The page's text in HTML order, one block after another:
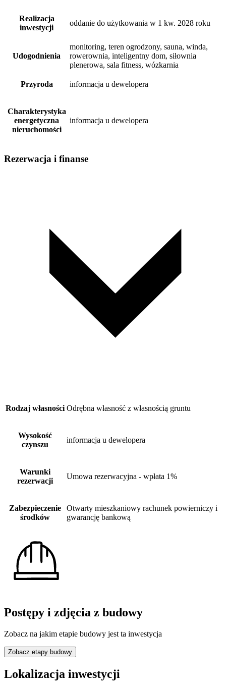
Realizacja
inwestycji
oddanie do użytkowania w 1 kw. 2028 roku
Udogodnienia
monitoring, teren ogrodzony, sauna, winda,
rowerownia, inteligentny dom, siłownia
plenerowa, sala fitness, wózkarnia
Przyroda informacja u dewelopera
Charakterystyka
energetyczna
nieruchomości
informacja u dewelopera
Rezerwacja i finanse
Rodzaj własności Odrębna własność z własnością gruntu
Wysokość
czynszu
informacja u dewelopera
Warunki
rezerwacji
Umowa rezerwacyjna - wpłata 1%
Zabezpieczenie
środków
Otwarty mieszkaniowy rachunek powierniczy i
gwarancję bankową
Postępy i zdjęcia z budowy
Zobacz na jakim etapie budowy jest ta inwestycja
Zobacz etapy budowy
Lokalizacja inwestycji